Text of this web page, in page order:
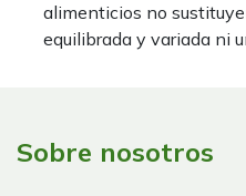
alimenticios no
equilibrada y variada ni
Sobre nosotros